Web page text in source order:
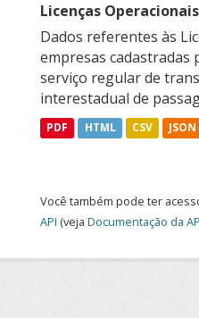
Licenças
Dados referentes às
empresas cadastradas
serviço regular de
interestadual de
PDF HTML CSV JSON
Você também pode ter
API (veja Documentação da